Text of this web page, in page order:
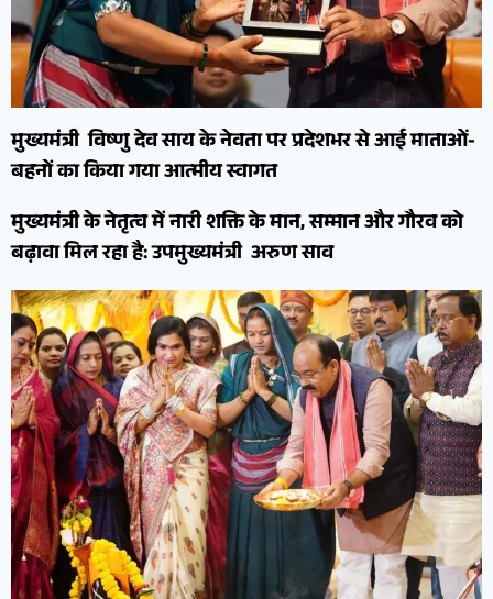
मुख्यमंत्री विष्णु देव साय के नेवता पर प्रदेशभर से आई माताओं-
बहनों का किया गया आत्मीय स्वागत
मुख्यमंत्री के नेतृत्व में नारी शक्ति के मान, सम्मान और गौरव को
बढ़ावा मिल रहा है: उपमुख्यमंत्री अरुण साव